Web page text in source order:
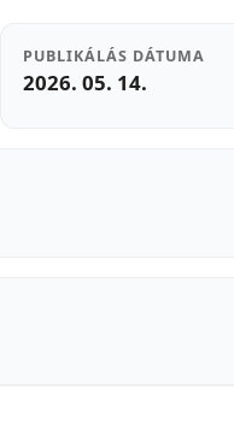
PUBLIKÁLÁS DÁTUMA
2026. 05. 14.